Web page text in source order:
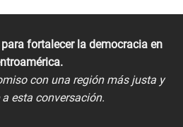
fortalecer la democracia en
con una región más justa y
a esta conversación.